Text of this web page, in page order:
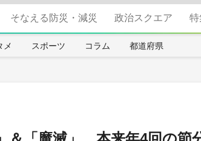
そなえる防災・減災 政治スクエア
メ スポーツ コラム 都道府県